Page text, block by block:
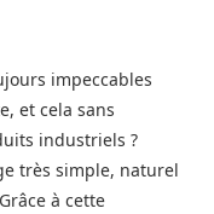
impeccables
et cela sans
industriels ?
très simple, naturel
à cette